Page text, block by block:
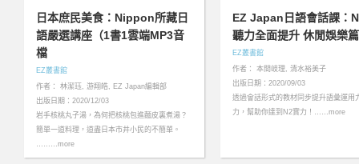
日本庶民美食：Nippon所藏日
語嚴選講座（1書1雲端MP3音
檔
EZ叢書館
作者： 林潔珏, 游翔皓, EZ Japan編輯部
出版日期：2020/12/03
岩手核桃丸子湯，為何把核桃包進麵皮裏煮湯？
簡單一道料理，道盡日本市井小民的不簡單。
………more
EZ Japan日語會話課：
聽力全面提升 休閒娛樂篇
EZ叢書館
作者： 本間岐理, 清水裕美子
出版日期：2020/09/03
透過會話形式的教材同步提升語彙運用
力，幫助你達到N2實力！……more